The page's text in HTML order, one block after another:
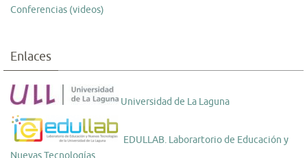
Conferencias (videos)
Enlaces
Universidad de La Laguna
EDULLAB. Laborartorio de Educación y
Nuevas Tecnologías